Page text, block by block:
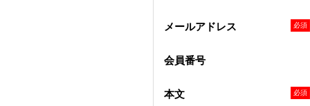
メールアドレス
会員番号
本文